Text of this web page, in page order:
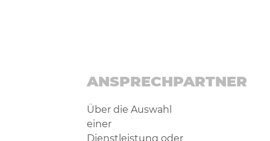
ANSPRECHPARTNER
Über die Auswahl
einer
Dienstleistung oder